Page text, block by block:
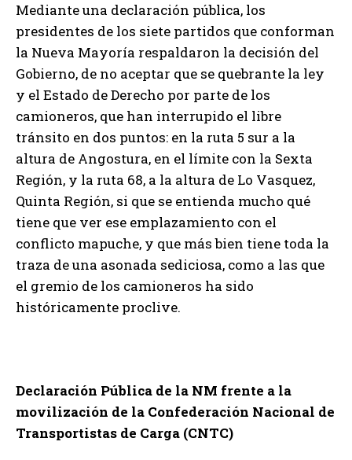
Mediante una declaración pública, los
presidentes de los siete partidos que conforman
la Nueva Mayoría respaldaron la decisión del
Gobierno, de no aceptar que se quebrante la ley
y el Estado de Derecho por parte de los
camioneros, que han interrupido el libre
tránsito en dos puntos: en la ruta 5 sur a la
altura de Angostura, en el límite con la Sexta
Región, y la ruta 68, a la altura de Lo Vasquez,
Quinta Región, si que se entienda mucho qué
tiene que ver ese emplazamiento con el
conflicto mapuche, y que más bien tiene toda la
traza de una asonada sediciosa, como a las que
el gremio de los camioneros ha sido
históricamente proclive.
Declaración Pública de la NM frente a la
movilización de la Confederación Nacional de
Transportistas de Carga (CNTC)